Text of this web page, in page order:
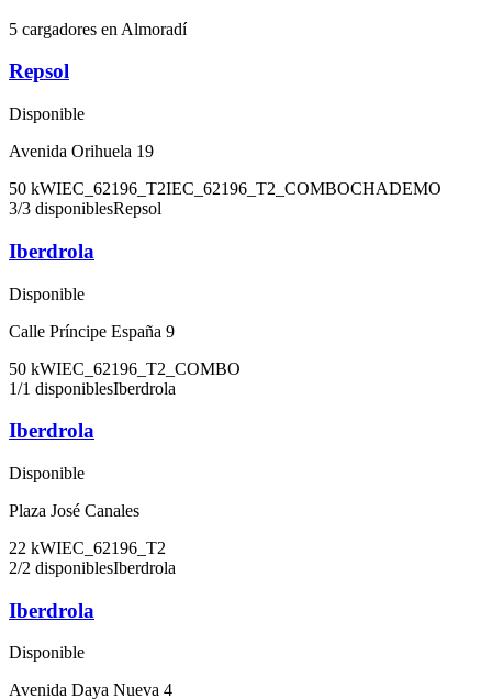
5 cargadores en Almoradí
Repsol
Disponible
Avenida Orihuela 19
50 kWIEC_62196_T2IEC_62196_T2_COMBOCHADEMO
3/3 disponiblesRepsol
Iberdrola
Disponible
Calle Príncipe España 9
50 kWIEC_62196_T2_COMBO
1/1 disponiblesIberdrola
Iberdrola
Disponible
Plaza José Canales
22 kWIEC_62196_T2
2/2 disponiblesIberdrola
Iberdrola
Disponible
Avenida Daya Nueva 4